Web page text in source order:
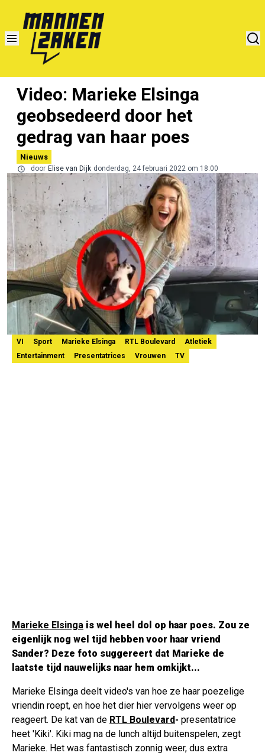
Video: Marieke Elsinga
geobsedeerd door het
gedrag van haar poes
Nieuws
door Elise van Dijk donderdag, 24 februari 2022 om 18:00
VI Sport Marieke Elsinga RTL Boulevard
Atletiek
Entertainment
Presentatrices Vrouwen TV
Marieke Elsinga is wel heel dol op haar poes. Zou ze
eigenlijk nog wel tijd hebben voor haar vriend
Sander? Deze foto suggereert dat Marieke de
laatste tijd nauwelijks naar hem omkijkt...
Marieke Elsinga deelt video's van hoe ze haar poezelige
vriendin roept, en hoe het dier hier vervolgens weer op
reageert. De kat van de RTL Boulevard- presentatrice
heet 'Kiki'. Kiki mag na de lunch altijd buitenspelen, zegt
Marieke. Het was fantastisch zonnig weer, dus extra